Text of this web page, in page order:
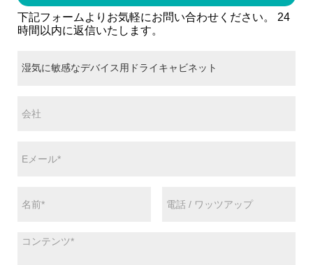
下記フォームよりお気軽にお問い合わせください。 24
時間以内に返信いたします。